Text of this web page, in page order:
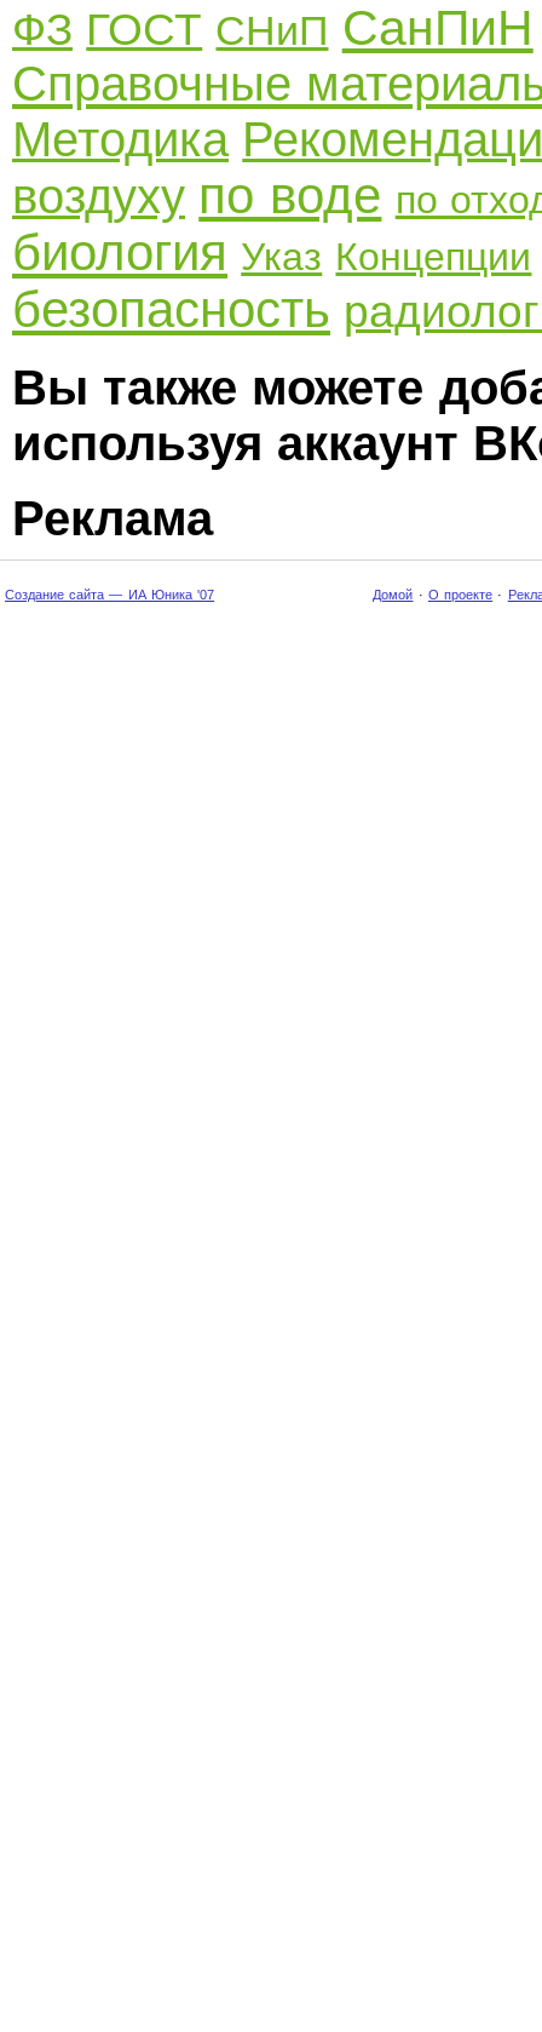
ФЗ ГОСТ СНиП СанПиН
Справочные
Методика
воздуху по воде по
биология Указ Концепции
безопасность
Вы также можете
используя аккаунт
Реклама
Создание сайта — ИА Юника '07 Домой · О проекте ·